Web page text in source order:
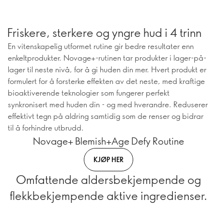
Friskere, sterkere og yngre hud i 4 trinn
En vitenskapelig utformet rutine gir bedre resultater enn
enkeltprodukter. Novage+-rutinen tar produkter i lager-på-
lager til neste nivå, for å gi huden din mer. Hvert produkt er
formulert for å forsterke effekten av det neste, med kraftige
bioaktiverende teknologier som fungerer perfekt
synkronisert med huden din - og med hverandre. Reduserer
effektivt tegn på aldring samtidig som de renser og bidrar
til å forhindre utbrudd.
Novage+ Blemish+Age Defy Routine
KJØP HER
Omfattende aldersbekjempende og
flekkbekjempende aktive ingredienser.